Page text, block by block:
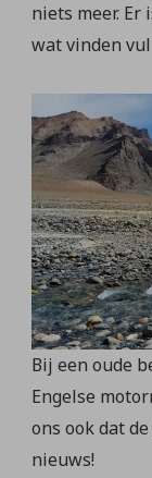
niets meer. Er
wat vinden
Bij een oude
Engelse
ons ook dat
nieuws!